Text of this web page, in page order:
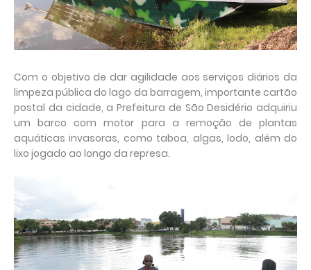
Com o objetivo de dar agilidade aos serviços diários da
limpeza pública do lago da barragem, importante cartão
postal da cidade, a Prefeitura de São Desidério adquiriu
um barco com motor para a remoção de plantas
aquáticas invasoras, como taboa, algas, lodo, além do
lixo jogado ao longo da represa.